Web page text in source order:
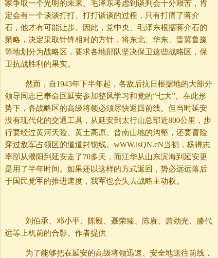
家争取一个光明的未来。毛泽东考虑到谈判会十分艰苦，肯
定会有一个谈谈打打、打打谈谈的过程，只有打痛了蒋介
石，他才有可能让步。因此，党中央、毛泽东根据蒋介石的
策略，决定采取针锋相对的方针，将东北、华东、晋冀鲁豫
等地划分为战略区，要求各地部队坚决保卫这些战略区，保
卫抗战胜利的果实。
然而，自1943年下半年起，各敌后抗日根据地的大部分
领导同志已奉命回延安参加整风学习和党的“七大”。在此形
势下，各战略区的高级将领必须尽快返回前线。但当时延安
没有现代化的交通工具，从延安到太行山总部近800公里，步
行要经过黄河天险、黄土高原、晋南山地的沟壑，还要冒险
穿过敌军占领区的道道封锁线。wWW.lsQN.cN当初，杨得志
率部从濮阳到延安走了70多天，而江华从山东滨海到延安更
是用了半年时间。如果还以这样的方式返回，势必远远落后
于国民党军的推进速度，我军也会失去战略主动权。
刘伯承、邓小平、陈毅、聂荣臻、陈赓、萧劲光、滕代
远等上机前的合影。作者提供
为了能够把在延安的高级将领迅速、安全地送往前线，